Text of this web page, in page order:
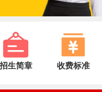
招生简章 收费标准